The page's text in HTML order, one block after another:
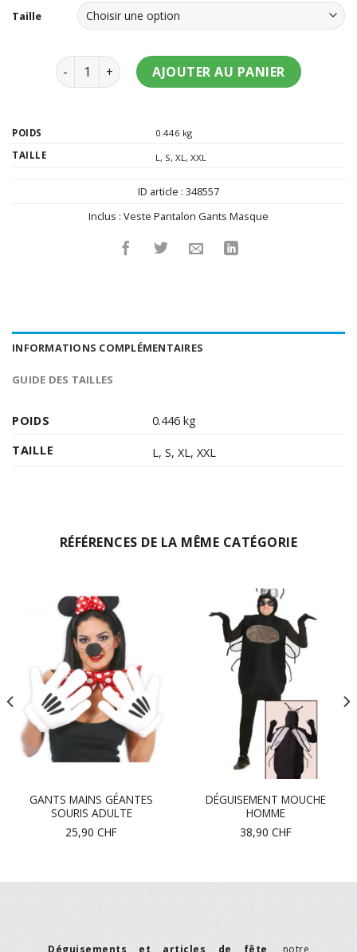
Taille
quantité de Déguisement intégral corps humain
AJOUTER AU PANIER
POIDS
0.446 kg
TAILLE
L, S, XL, XXL
ID article : 348557
Inclus : Veste Pantalon Gants Masque
INFORMATIONS COMPLÉMENTAIRES
GUIDE DES TAILLES
POIDS
0.446 kg
TAILLE
L ,S,XL ,XXL
RÉFÉRENCES DE LA MÊME CATÉGORIE
GANTS MAINS GÉANTES
SOURIS ADULTE
25,90 CHF
DÉGUISEMENT MOUCHE
HOMME
38,90 CHF
Déguisements et articles de fête , notre